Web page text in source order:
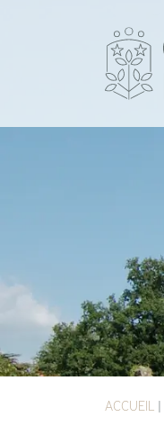
ACCUEIL |